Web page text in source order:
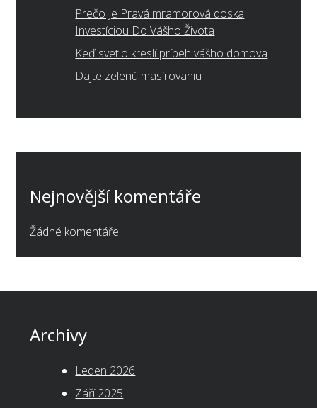
Prečo Je Pravá mramorová doska
Investíciou Do Vášho Života
Keď svetlo kreslí príbeh vášho domova
Dajte zelenú masírovaniu
Nejnovější komentáře
Žádné komentáře.
Archivy
Leden 2026
Září 2025